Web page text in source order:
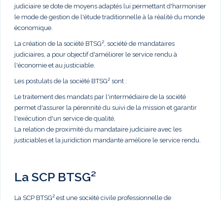
judiciaire se dote de moyens adaptés lui permettant d'harmoniser
le mode de gestion de l'étude traditionnelle à la réalité du monde
économique.
La création de la société BTSG², société de mandataires
judiciaires, a pour objectif d'améliorer le service rendu à
l'économie et au justiciable.
Les postulats de la société BTSG² sont :
Le traitement des mandats par l'intermédiaire de la société
permet d'assurer la pérennité du suivi de la mission et garantir
l'exécution d'un service de qualité,
La relation de proximité du mandataire judiciaire avec les
justiciables et la juridiction mandante améliore le service rendu.
La SCP BTSG²
La SCP BTSG² est une société civile professionnelle de